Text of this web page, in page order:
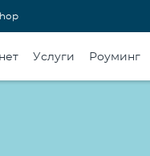
Услуги Роуминг